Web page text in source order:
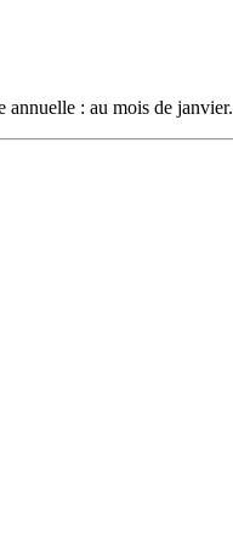
annuelle : au mois de janvier.